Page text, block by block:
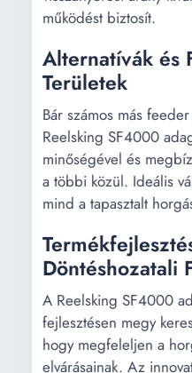
működést biztosít.
Alternatívák és
Területek
Bár számos más
Reelsking SF4000
minőségével és
a többi közül. Ideális
mind a tapasztalt
Döntéshozatali
A Reelsking SF4000
fejlesztésen megy
hogy megfeleljen a
elvárásainak. Az